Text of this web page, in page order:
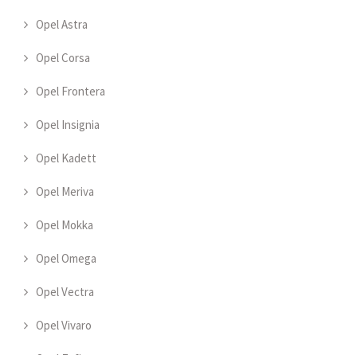
Opel Astra
Opel Corsa
Opel Frontera
Opel Insignia
Opel Kadett
Opel Meriva
Opel Mokka
Opel Omega
Opel Vectra
Opel Vivaro